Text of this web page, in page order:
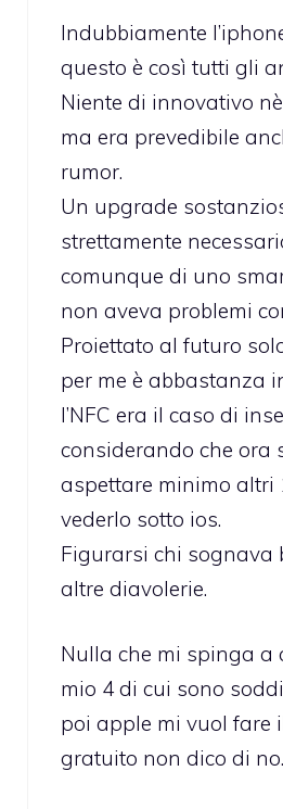
Indubbiamente
questo è così tutti gli
Niente di innovativo
ma era prevedibile
rumor.
Un upgrade
strettamente
comunque di uno
non aveva problemi
Proiettato al futuro solo
per me è abbastanza
l’NFC era il caso di
considerando che ora
aspettare minimo altri
vederlo sotto ios.
Figurarsi chi sognava
altre diavolerie.
Nulla che mi spinga a
mio 4 di cui sono
poi apple mi vuol fare
gratuito non dico di no.